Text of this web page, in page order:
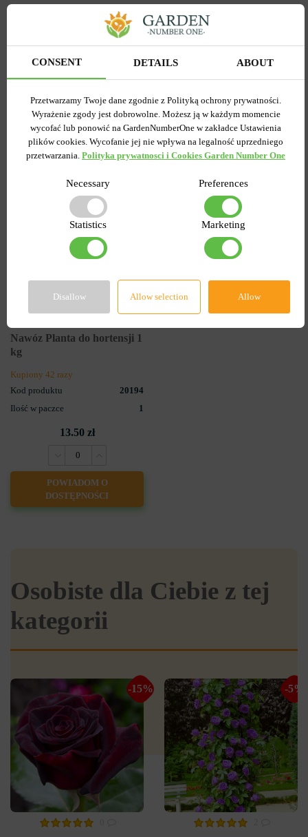
Ostatnio przeglądane
towary
0
Nawóz Planta do hortensji 1
kg
Kupiony 42 razy
Kod produktu
20194
Ilość w paczce
1
13.50 zł
POWIADOM O
DOSTĘPNOŚCI
Osobiste dla Ciebie z tej
kategorii
-15% -5%
CONSENT DETAILS ABOUT
Przetwarzamy Twoje dane zgodnie z Polityką ochrony prywatności.
Wyrażenie zgody jest dobrowolne. Możesz ją w każdym momencie
wycofać lub ponowić na GardenNumberOne w zakładce Ustawienia
plików cookies. Wycofanie jej nie wpływa na legalność uprzedniego
przetwarzania. Polityka prywatnosci i Cookies Garden Number One
Necessary Preferences
Statistics Marketing
Disallow Allow selection Allow